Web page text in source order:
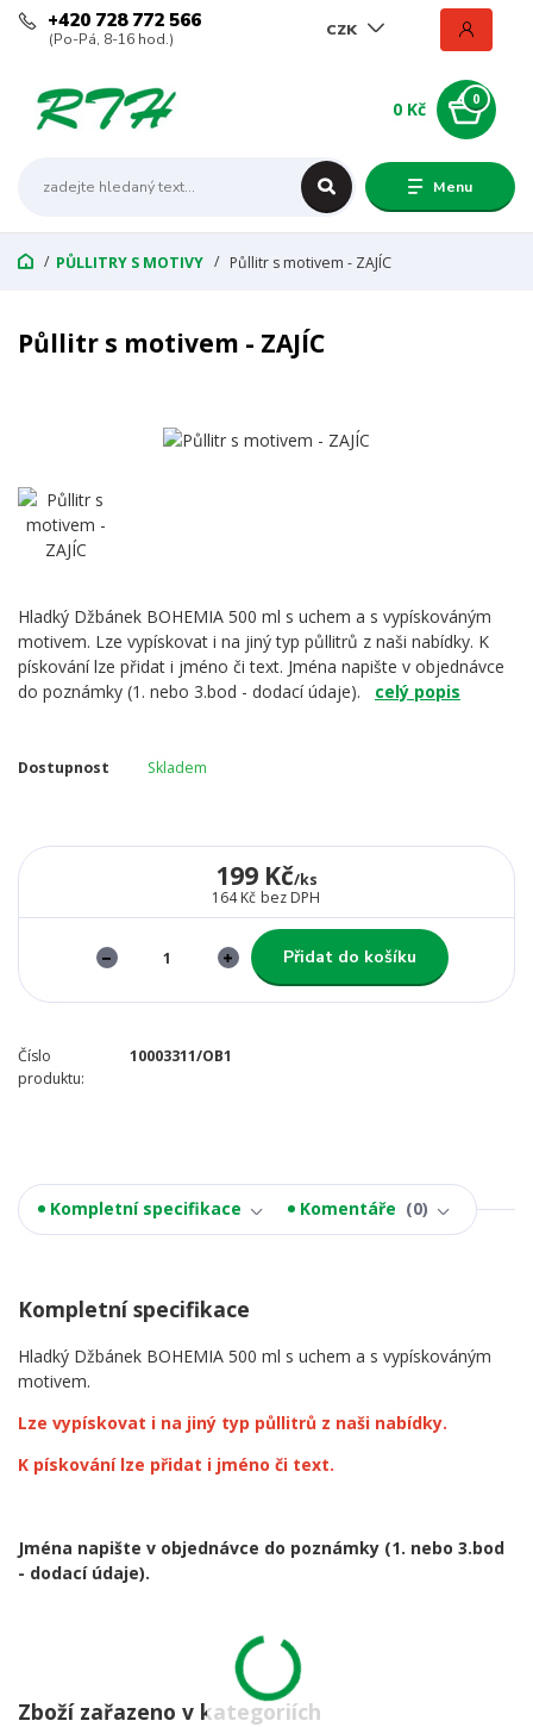
Menu
CZK
+420 728 772 566
(Po-Pá, 8-16 hod.)
0
0 Kč
PŮLLITRY S MOTIVY Půllitr s motivem - ZAJÍC
Půllitr s motivem - ZAJÍC
Hladký Džbánek BOHEMIA 500 ml s uchem a s vypískováným
motivem. Lze vypískovat i na jiný typ půllitrů z naši nabídky. K
pískování lze přidat i jméno či text. Jména napište v objednávce
do poznámky (1. nebo 3.bod - dodací údaje). celý popis
Dostupnost Skladem
199 Kč/ks
164 Kč bez DPH
Přidat do košíku
Číslo
produktu:
10003311/OB1
Kompletní specifikace Komentáře 0
Kompletní specifikace
Hladký Džbánek BOHEMIA 500 ml s uchem a s vypískováným
motivem.
Lze vypískovat i na jiný typ půllitrů z naši nabídky.
K pískování lze přidat i jméno či text.
Jména napište v objednávce do poznámky (1. nebo 3.bod
- dodací údaje).
Zboží zařazeno v kategoriích